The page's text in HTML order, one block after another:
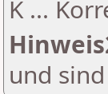
K ...
und